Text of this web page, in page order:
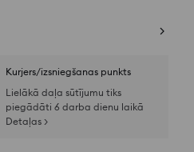
Kurjers/izsniegšanas punkts
Lielākā daļa sūtījumu tiks
piegādāti 6 darba dienu laikā
Detaļas >